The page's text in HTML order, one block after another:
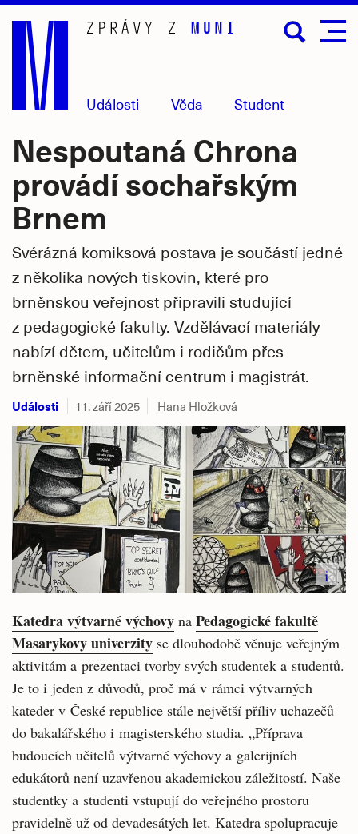
Přejít
hlavní
obsah
Události Věda Student
Nespoutaná Chrona
provádí sochařským
Brnem
Svérázná komiksová postava je součástí jedné
z několika nových tiskovin, které pro
brněnskou veřejnost připravili studující
z pedagogické fakulty. Vzdělávací materiály
nabízí dětem, učitelům i rodičům přes
brněnské informační centrum i magistrát.
Události 11. září 2025 Hana Hložková
i
Katedra výtvarné výchovy na Pedagogické fakultě
Masarykovy univerzity se dlouhodobě věnuje veřejným
aktivitám a prezentaci tvorby svých studentek a studentů.
Je to i jeden z důvodů, proč má v rámci výtvarných
kateder v České republice stále největší příliv uchazečů
do bakalářského i magisterského studia. „Příprava
budoucích učitelů výtvarné výchovy a galerijních
edukátorů není uzavřenou akademickou záležitostí. Naše
studentky a studenti vstupují do veřejného prostoru
pravidelně už od devadesátých let. Katedra spolupracuje